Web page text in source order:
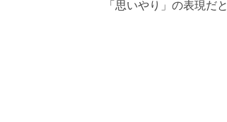
「思いやり」の表現だ